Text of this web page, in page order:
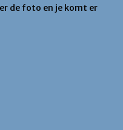
de foto en je komt er